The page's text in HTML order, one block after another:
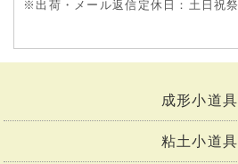
※出荷・メール返信定休日：土日祝祭
成形小道具
粘土小道具